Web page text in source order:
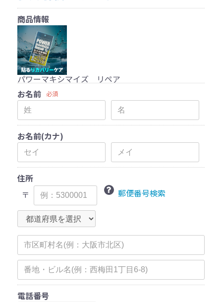
商品情報
パワーマキシマイズ リペア
お名前
必須
お名前(カナ)
住所
〒
郵便番号検索
電話番号